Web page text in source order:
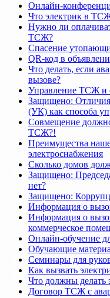
Онлайн-
Что электрик в
Нужно ли
ТСЖ?
Спасение
QR-код в
Что делать, если
вызове?
Управление ТСЖ и
Защищено:
(УК) как способа
Совмещение
ТСЖ?!
Преимущества
электроснабжения
Сколько домов
Защищено:
нет?
Защищено:
Информация о
Информация о
коммерческое
Онлайн-обучение
Обучающие
Семинары для
Как вызвать
Что должны делать
Договор ТСЖ с